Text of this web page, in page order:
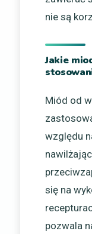
nie są
Jakie
Miód od
względu
się na
pozwala